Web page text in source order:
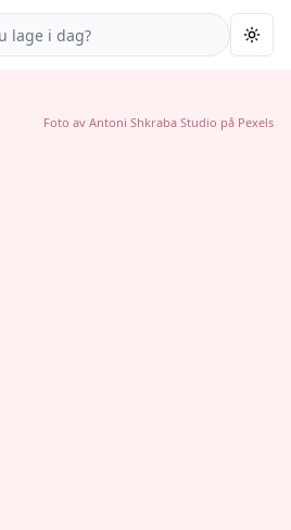
Foto av Antoni Shkraba Studio på Pexels